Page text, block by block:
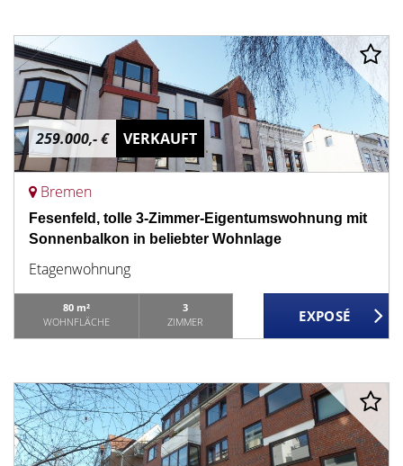
259.000,- € VERKAUFT
Bremen
Fesenfeld, tolle 3-Zimmer-Eigentumswohnung mit
Sonnenbalkon in beliebter Wohnlage
Etagenwohnung
80 m²
WOHNFLÄCHE
3
ZIMMER